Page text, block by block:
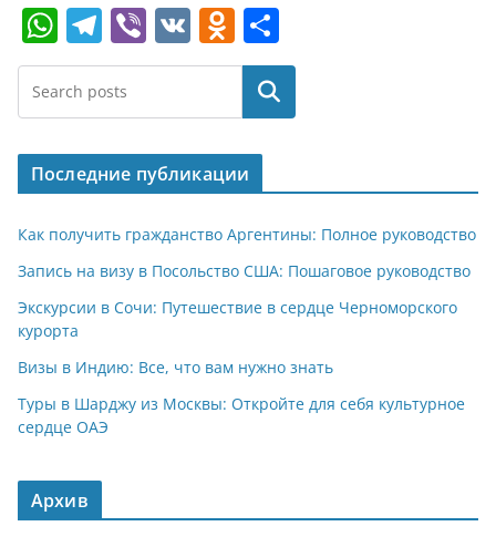
W
h
at
s
A
p
p
T
el
e
gr
a
m
Vi
b
V
K
O
d
o
kl
a
ss
ni
ki
т
п
р
в
и
т
ь
Поиск
Последние публикации
Как получить гражданство Аргентины: Полное руководство
Запись на визу в Посольство США: Пошаговое руководство
Экскурсии в Сочи: Путешествие в сердце Черноморского
курорта
Визы в Индию: Все, что вам нужно знать
Туры в Шарджу из Москвы: Откройте для себя культурное
сердце ОАЭ
Архив